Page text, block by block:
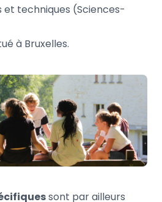
et techniques (Sciences-
à Bruxelles.
sont par ailleurs